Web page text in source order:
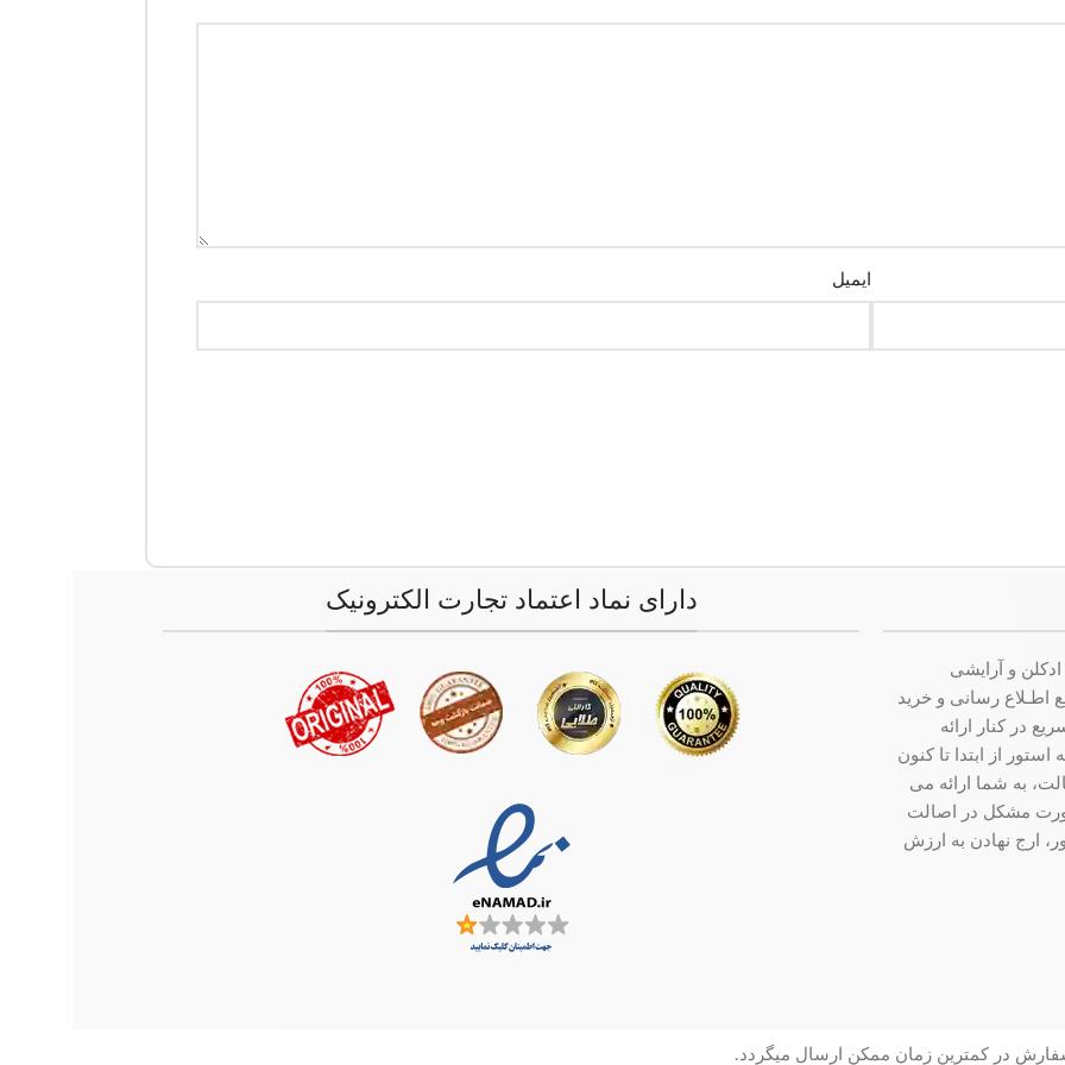
ایمیل
و آرایشی
جامع اطـلاع رسانی و خرید
در کنار ارائه
از ابتدا تا کنون
به شما ارائه می
مشکل در اصالت
ارج نهادن به ارزش
دارای نماد اعتماد تجارت الکترونیک
در کمترین زمان ممکن ارسال میگردد.